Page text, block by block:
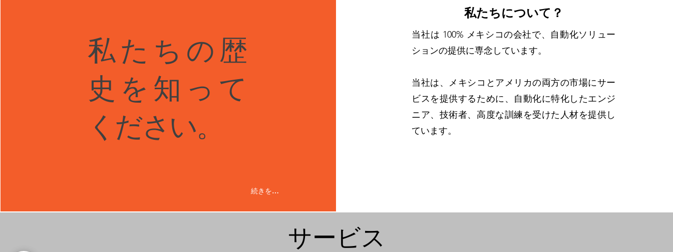
私たちの歴
史を知って
ください。
続きを読む。
私たちについて？
当社は 100% メキシコの会社で、自動化ソリュー
ションの提供に専念しています。
当社は、メキシコとアメリカの両方の市場にサー
ビスを提供するために、自動化に特化したエンジ
ニア、技術者、高度な訓練を受けた人材を提供し
ています。
サービス